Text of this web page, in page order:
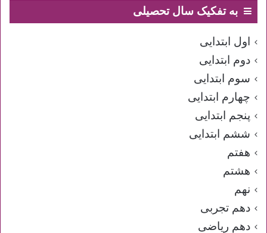
به تفکیک سال تحصیلی
اول ابتدایی
دوم ابتدایی
سوم ابتدایی
چهارم ابتدایی
پنجم ابتدایی
ششم ابتدایی
هفتم
هشتم
نهم
دهم تجربی
دهم ریاضی